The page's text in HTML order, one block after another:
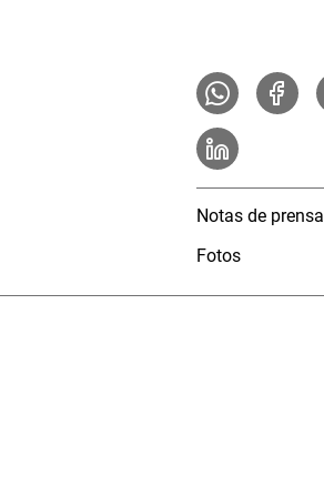
Notas de prensa
Fotos